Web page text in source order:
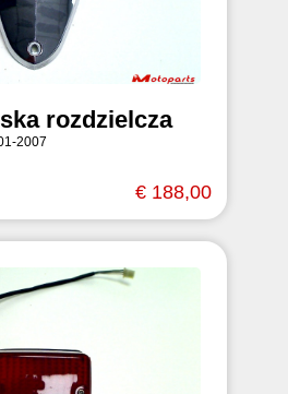
rozdzielcza
2007
€ 188,00